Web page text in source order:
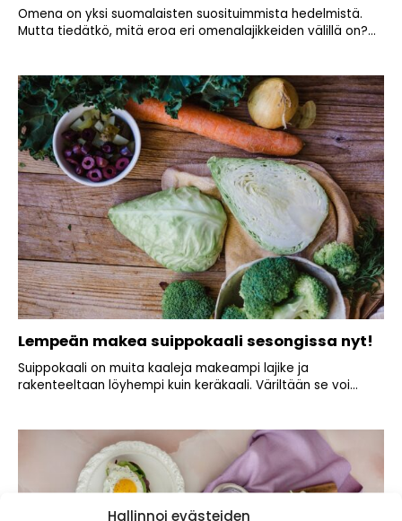
Hallinnoi evästeiden
Omena on yksi suomalaisten suosituimmista hedelmistä.
Mutta tiedätkö, mitä eroa eri omenalajikkeiden välillä on?...
Lempeän makea suippokaali sesongissa nyt!
Suippokaali on muita kaaleja makeampi lajike ja
rakenteeltaan löyhempi kuin keräkaali. Väriltään se voi...